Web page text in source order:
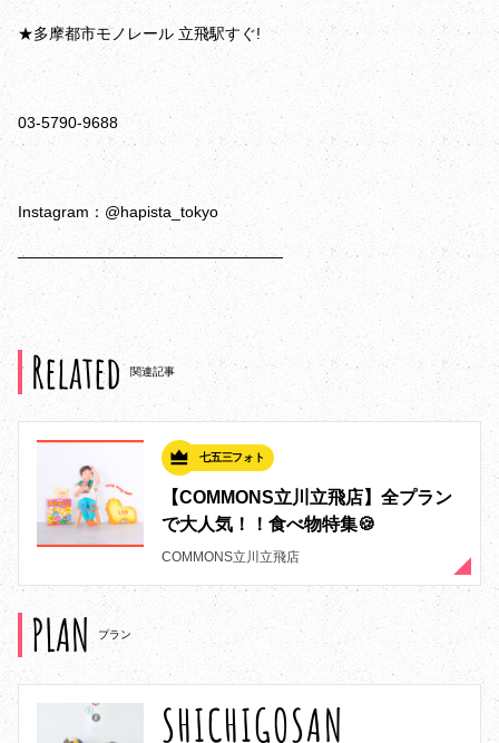
★多摩都市モノレール 立飛駅すぐ!
03-5790-9688
Instagram：@hapista_tokyo
—————————————————
Related 関連記事
七五三フォト
【COMMONS立川立飛店】全プラン
で大人気！！食べ物特集🍪
COMMONS立川立飛店
PLAN プラン
SHICHIGOSAN